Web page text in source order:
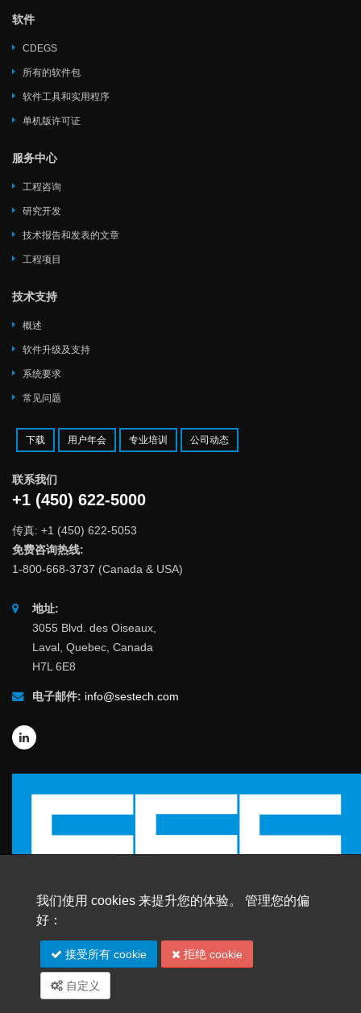
软件
CDEGS
所有的软件包
软件工具和实用程序
单机版许可证
服务中心
工程咨询
研究开发
技术报告和发表的文章
工程项目
技术支持
概述
软件升级及支持
系统要求
常见问题
下载 用户年会 专业培训 公司动态
联系我们
+1 (450) 622-5000
传真: +1 (450) 622-5053
免费咨询热线:
1-800-668-3737 (Canada & USA)
地址:
3055 Blvd. des Oiseaux,
Laval, Quebec, Canada
H7L 6E8
电子邮件: info@sestech.com
© 2026 SafEngServices & technologies ltd.
版权所有 |
商标
网站地图
我们使用 cookies 来提升您的体验。 管理您的偏
好：
接受所有 cookie 拒绝 cookie
自定义